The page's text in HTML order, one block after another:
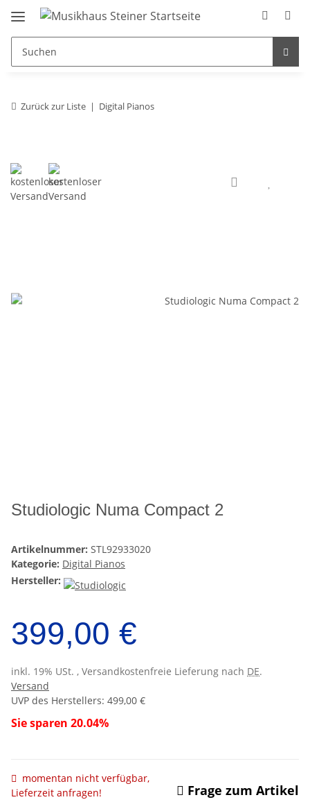
Zurück zur Liste Digital Pianos
Studiologic Numa Compact 2
Artikelnummer: STL92933020
Kategorie: Digital Pianos
Hersteller:
399,00 €
inkl. 19% USt. , Versandkostenfreie Lieferung nach DE.
Versand
UVP des Herstellers: 499,00 €
Sie sparen 20.04%
momentan nicht verfügbar,
Lieferzeit anfragen!
Frage zum Artikel